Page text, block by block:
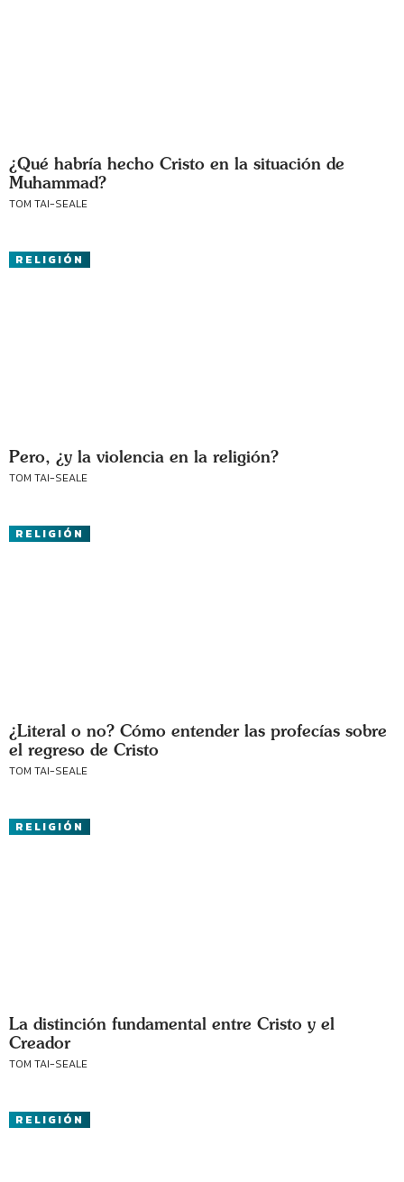
¿Qué habría hecho Cristo en la situación de
Muhammad?
TOM TAI-SEALE
RELIGIÓN
Pero, ¿y la violencia en la religión?
TOM TAI-SEALE
RELIGIÓN
¿Literal o no? Cómo entender las profecías sobre
el regreso de Cristo
TOM TAI-SEALE
RELIGIÓN
La distinción fundamental entre Cristo y el
Creador
TOM TAI-SEALE
RELIGIÓN